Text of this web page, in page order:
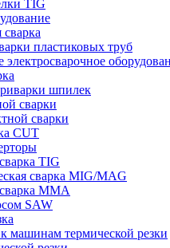
TIG
пластиковых труб
электросварочное
шпилек
сварки
сварки
CUT
TIG
сварка MIG/MAG
MMA
SAW
машинам термической резки